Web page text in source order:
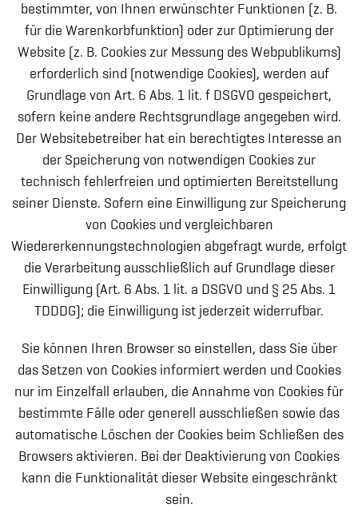
bestimmter, von Ihnen erwünschter Funktionen (z. B.
für die Warenkorbfunktion) oder zur Optimierung der
Website (z. B. Cookies zur Messung des Webpublikums)
erforderlich sind (notwendige Cookies), werden auf
Grundlage von Art. 6 Abs. 1 lit. f DSGVO gespeichert,
sofern keine andere Rechtsgrundlage angegeben wird.
Der Websitebetreiber hat ein berechtigtes Interesse an
der Speicherung von notwendigen Cookies zur
technisch fehlerfreien und optimierten Bereitstellung
seiner Dienste. Sofern eine Einwilligung zur Speicherung
von Cookies und vergleichbaren
Wiedererkennungstechnologien abgefragt wurde, erfolgt
die Verarbeitung ausschließlich auf Grundlage dieser
Einwilligung (Art. 6 Abs. 1 lit. a DSGVO und § 25 Abs. 1
TDDDG); die Einwilligung ist jederzeit widerrufbar.
Sie können Ihren Browser so einstellen, dass Sie über
das Setzen von Cookies informiert werden und Cookies
nur im Einzelfall erlauben, die Annahme von Cookies für
bestimmte Fälle oder generell ausschließen sowie das
automatische Löschen der Cookies beim Schließen des
Browsers aktivieren. Bei der Deaktivierung von Cookies
kann die Funktionalität dieser Website eingeschränkt
sein.